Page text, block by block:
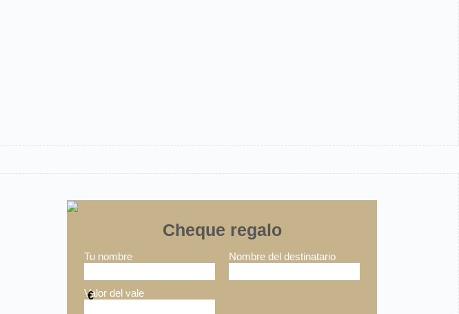
Cheque regalo
Tu nombre Nombre del destinatario
Valor del vale
€